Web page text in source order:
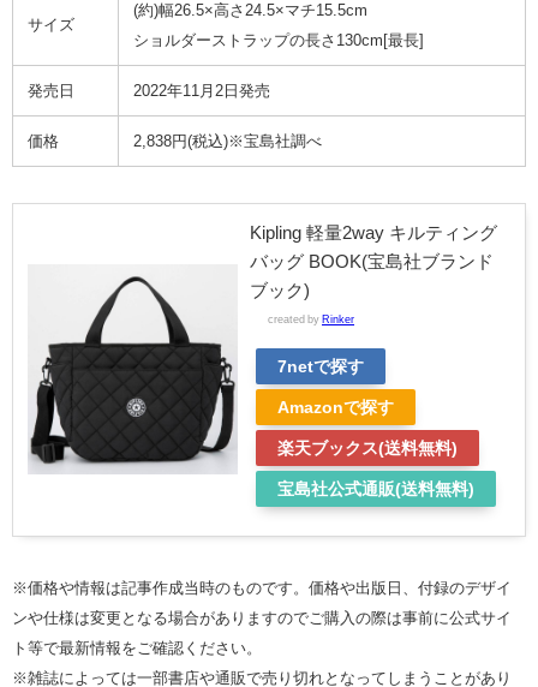
サイズ
(約)幅26.5×高さ24.5×マチ15.5cm
ショルダーストラップの長さ130cm[最長]
発売日 2022年11月2日発売
価格 2,838円(税込)※宝島社調べ
Kipling 軽量2way キルティング
バッグ BOOK(宝島社ブランド
ブック)
created by Rinker
7netで探す
Amazonで探す
楽天ブックス(送料無料)
宝島社公式通販(送料無料)
※価格や情報は記事作成当時のものです。価格や出版日、付録のデザイ
ンや仕様は変更となる場合がありますのでご購入の際は事前に公式サイ
ト等で最新情報をご確認ください。
※雑誌によっては一部書店や通販で売り切れとなってしまうことがあり